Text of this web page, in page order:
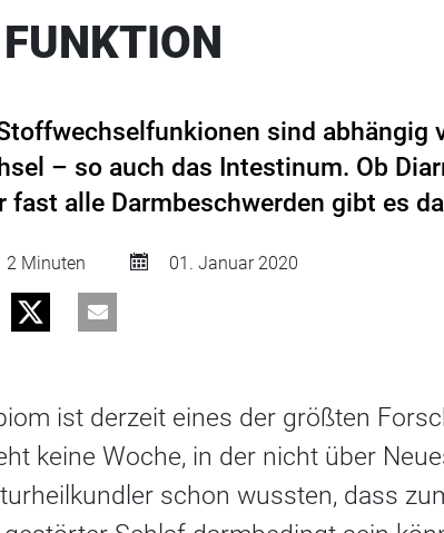
sind abhängig
– so auch das Intestinum. Ob
fast alle Darmbeschwerden gibt es
2 Minuten 01. Januar 2020
ist derzeit eines der größten
keine Woche, in der nicht über
schon wussten, dass